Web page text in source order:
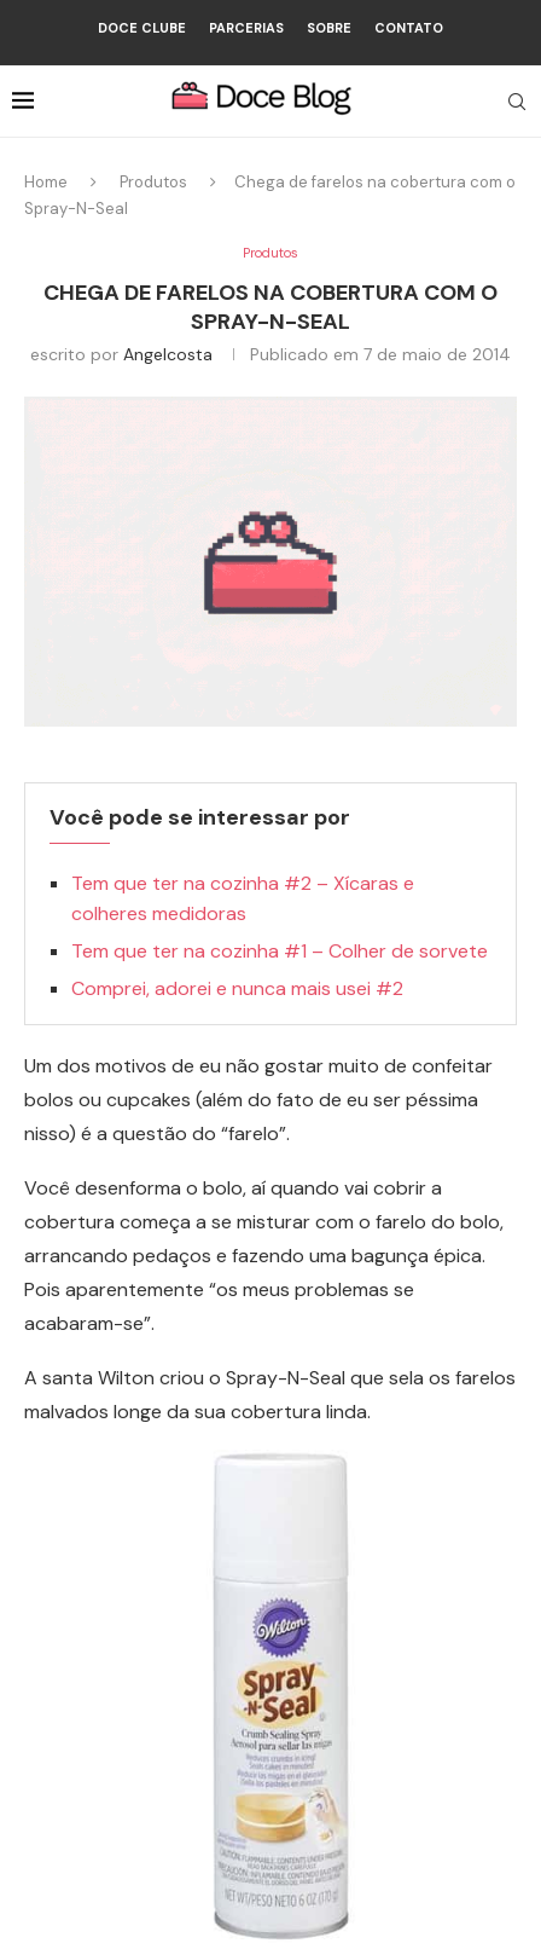
DOCE CLUBE PARCERIAS SOBRE CONTATO
Home Produtos
Chega de farelos na cobertura com o
Spray-N-Seal
Produtos
CHEGA DE FARELOS NA COBERTURA COM O
SPRAY-N-SEAL
escrito por Angelcosta Publicado em 7 de maio de 2014
Você pode se interessar por
Tem que ter na cozinha #2 – Xícaras e
colheres medidoras
Tem que ter na cozinha #1 – Colher de sorvete
Comprei, adorei e nunca mais usei #2
Um dos motivos de eu não gostar muito de confeitar
bolos ou cupcakes (além do fato de eu ser péssima
nisso) é a questão do “farelo”.
Você desenforma o bolo, aí quando vai cobrir a
cobertura começa a se misturar com o farelo do bolo,
arrancando pedaços e fazendo uma bagunça épica.
Pois aparentemente “os meus problemas se
acabaram-se”.
A santa Wilton criou o Spray-N-Seal que sela os farelos
malvados longe da sua cobertura linda.